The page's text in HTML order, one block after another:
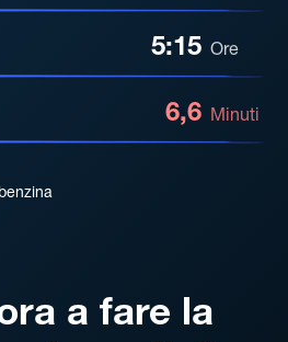
5:15 Ore
6,6 Minuti
a fare la